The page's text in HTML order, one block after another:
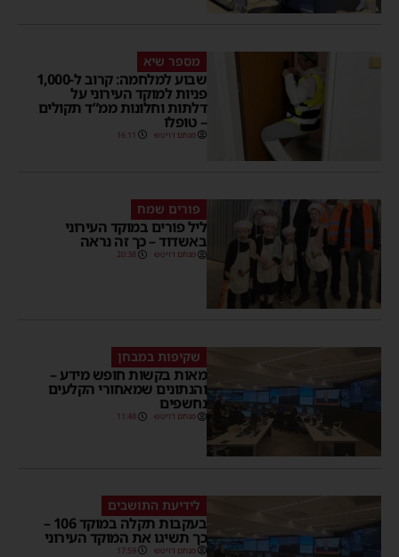
מספר שיא
שבוע למלחמה: קרוב ל-1,000
פניות למוקד העירוני על
דלתות וחלונות ממ”ד תקולים
– טופלו
מנחם דויטש 16:11
פורים שמח
ליל פורים במוקד העירוני
באשדוד – כך זה נראה
מנחם דויטש 20:38
שקיפות במבחן
מאות בקשות חופש מידע –
והנתונים שמאחורי הקלעים
נחשפים
מנחם דויטש 11:48
לידיעת התושבים
בעקבות תקלה במוקד 106 –
כך תשיגו את המוקד העירוני
מנחם דויטש 17:59